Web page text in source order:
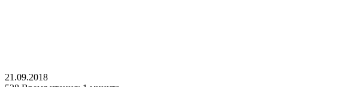
21.09.2018